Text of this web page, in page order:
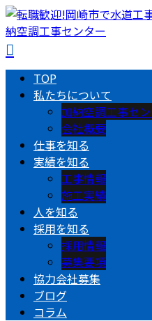
TOP
私たちについて
加納空調工事セ
会社概要
仕事を知る
実績を知る
工事情報
施工実績
人を知る
採用を知る
採用情報
募集要項
協力会社募集
ブログ
コラム